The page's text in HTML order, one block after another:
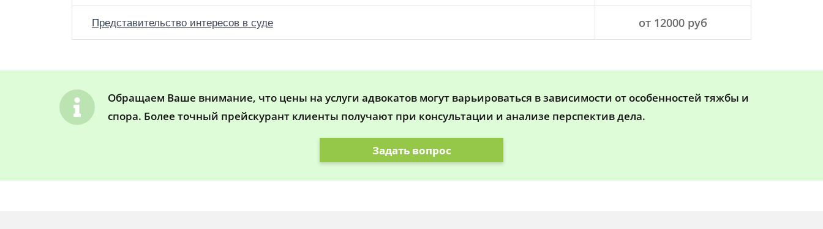
Представительство интересов в суде от 12000 руб
Обращаем Ваше внимание, что цены на услуги адвокатов могут варьироваться в зависимости от особенностей тяжбы и
спора. Более точный прейскурант клиенты получают при консультации и анализе перспектив дела.
Задать вопрос